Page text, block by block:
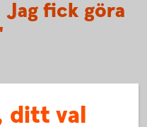
fick göra
ditt val